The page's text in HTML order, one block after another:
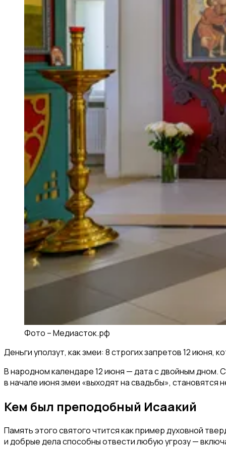
Фото –Медиасток.рф
Деньги уползут, как змеи: 8 строгих запретов 12 июня,
В народном календаре 12 июня — дата с двойным дном.
в начале июня змеи «выходят на свадьбы», становятся
Кем был преподобный Исаакий
Память этого святого чтится как пример духовной
и добрые дела способны отвести любую угрозу —